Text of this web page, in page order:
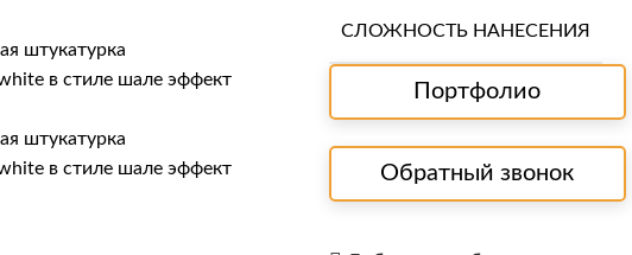
СЛОЖНОСТЬ НАНЕСЕНИЯ
Портфолио
Обратный звонок